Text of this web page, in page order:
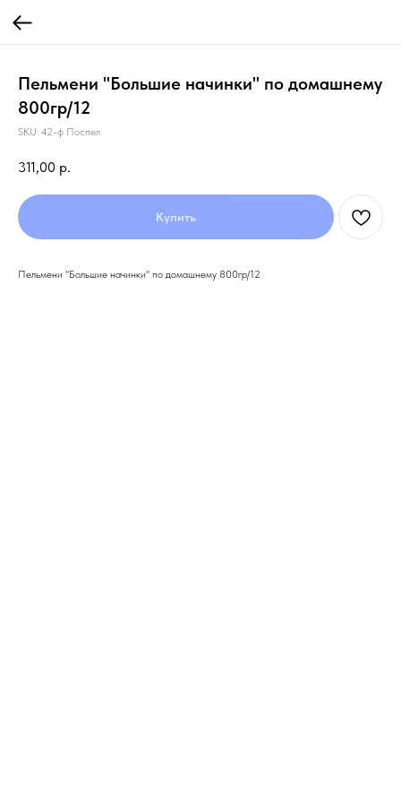
Пельмени "Большие начинки" по домашнему
800гр/12
SKU: 42-ф Поспел
311,00 р.
Купить
Пельмени "Большие начинки" по домашнему 800гр/12